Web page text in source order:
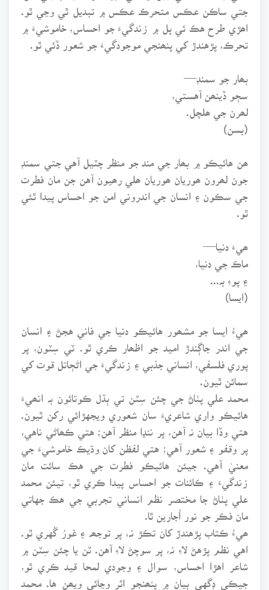
جتي ساڪن عڪس متحرڪ عڪس ۾ تبديل ٿي وڃي ٿو.
اھڙي طرح هڪ ئي پل ۾ زندگيءَ جو احساس، خاموشيءَ ۾
تحرڪ، پڙهندڙ کي پنھنجي موجودگيءَ جو شعور ڏئي ٿو.
بھار جو سمنڊ—
سڄو ڏينھن آهستي،
لھرن جي ھلچل.
(بسن)
ھن هائيڪو ۾ بھار جي مند جو منظر چٽيل آهي جتي سمنڊ
جون لھرون ھوريان ھوريان ھلي رھيون آهن جن مان فطرت
جي سڪون ۽ انسان جي اندروني امن جو احساس پيدا ٿئي
ٿو.
ھيءَ دنيا—
ماڪ جي دنيا،
(ايسا)
ھيءُ ايسا جو مشھور هائيڪو دنيا جي فاني هجڻ ۽ انسان
جي اندر جاڳندڙ اميد جو اظھار ڪري ٿو. ٽي سِٽون، پر
پوري فلسفي، انساني جذبي ۽ زندگيءَ جي اڻڄاتل قوت کي
سمائن ٿيون.
محمد علي پٺاڻ جي چئن سِٽن تي ٻڌل ڪوتائون بہ انھيءَ
هائيڪو واري شاعريءَ سان شعوري ويجهڙائي رکن ٿيون.
هتي وڏا بيان نہ آهن، پر ننڍا منظر آهن؛ هتي ڪھاڻي ناهي،
پر وقفو ۽ شعور آهي؛ هتي لفظن کان وڌيڪ خاموشيءَ جي
معنيٰ آهي. جيئن هائيڪو فطرت جي هڪ سائت مان
زندگيءَ ۽ ڪائنات جو احساس پيدا ڪري ٿو، تيئن محمد
علي پٺاڻ جا مختصر نظم انساني تجربي جي هڪ جهاتي
مان فڪر جو نور اُجارين ٿا.
ھيءُ ڪتاب پڙهندڙ کان تڪڙ نہ، پر توجھہ ۽ غورُ گُهري ٿو.
اهي نظم پڙهڻ لاءِ نہ، پر سوچڻ لاءِ آهن. ٽن يا چئن سِٽن ۾
شاعر اهڙا احساس، سوال ۽ وجودي لمحا قيد ڪري ٿو،
جيڪي ڊگهي بيان ۾ پنھنجو اثر وڃائي ويھن ها. محمد